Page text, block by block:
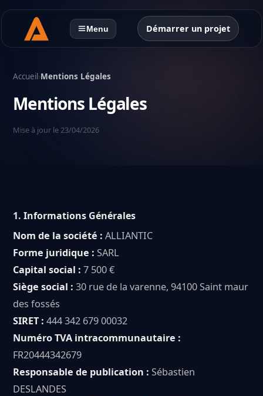
Menu Démarrer un projet
Accueil›Mentions Légales
Mentions Légales
Mise à jour le 23/04/2026
1. Informations Générales
Nom de la société : ALLIANTIC
Forme juridique : SARL
Capital social : 7 500 €
Siège social : 30 rue de la varenne, 94100 Saint maur
des fossés
SIRET : 444 342 679 00032
Numéro TVA intracommunautaire :
FR20444342679
Responsable de publication : Sébastien
DESLANDES